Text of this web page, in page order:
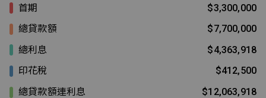
首期
$3,300,000
總貸款額
$7,700,000
總利息
$4,363,918
印花稅
$412,500
總貸款額連利息
$12,063,918